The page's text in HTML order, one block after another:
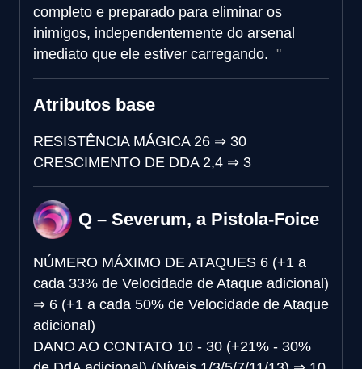
completo e preparado para eliminar os
inimigos, independentemente do arsenal
imediato que ele estiver carregando.
Atributos base
RESISTÊNCIA MÁGICA 26 ⇒ 30
CRESCIMENTO DE DDA 2,4 ⇒ 3
Q – Severum, a Pistola-Foice
NÚMERO MÁXIMO DE ATAQUES 6 (+1 a
cada 33% de Velocidade de Ataque adicional)
⇒ 6 (+1 a cada 50% de Velocidade de Ataque
adicional)
DANO AO CONTATO 10 - 30 (+21% - 30%